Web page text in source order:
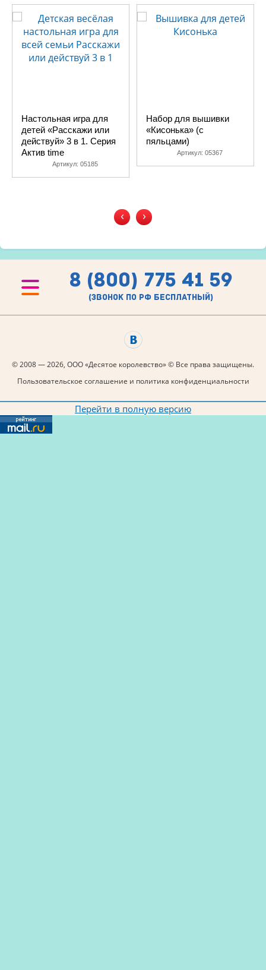
Настольная игра для
детей «Расскажи или
действуй» 3 в 1. Серия
Актив time
Артикул: 05185
Набор для вышивки
«Кисонька» (с
пяльцами)
Артикул: 05367
‹ ›
8 (800) 775 41 59
(звонок по рф бесплатный)
© 2008 — 2026, ООО «Десятое королевство» © Все права защищены.
Пользовательское соглашение и политика конфиденциальности
Перейти в полную версию